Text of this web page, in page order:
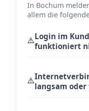
In Bochum
allem die
⚠️Login im
funktioniert
⚠️
langsam